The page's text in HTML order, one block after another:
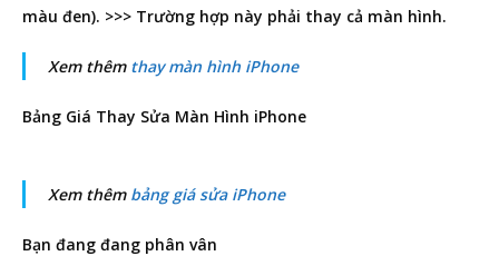
màu đen). >>> Trường hợp này phải thay cả màn hình.
Xem thêm thay màn hình iPhone
Bảng Giá Thay Sửa Màn Hình iPhone
Xem thêm bảng giá sửa iPhone
Bạn đang đang phân vân